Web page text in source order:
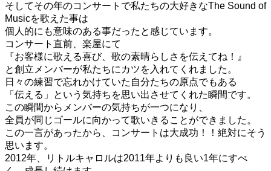
そしてその年のコンサートで私たちの大好きなThe Sound of
Musicを歌えた事は
個人的にも意味のある事だったと感じています。
コンサート直前、楽屋にて
『お客様に歌える喜び、歌の素晴らしさを伝えてね！』
と創立メンバーが私たちにカツを入れてくれました。
日々の練習で忘れかけていた自分たちの原点でもある
「伝える」という気持ちを思い出させてくれた瞬間です。
この瞬間からメンバーの気持ちが一つになり、
全員が同じゴールに向かって歌いきることができました。
この一言があったから、コンサートは大成功！！絶対にそう
思います。
2012年、リトルキャロルは2011年よりも良い1年にすべ